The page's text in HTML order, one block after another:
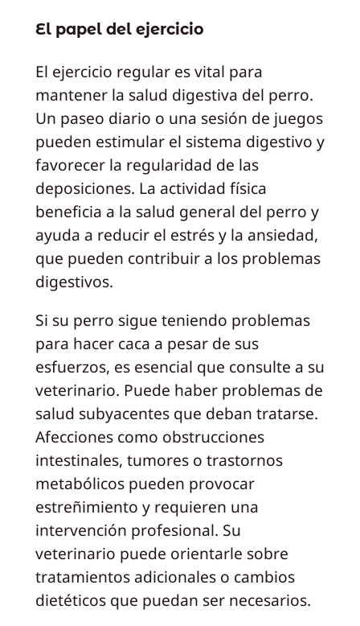
El papel del ejercicio
El ejercicio regular es vital para
mantener la salud digestiva del perro.
Un paseo diario o una sesión de juegos
pueden estimular el sistema digestivo y
favorecer la regularidad de las
deposiciones. La actividad física
beneficia a la salud general del perro y
ayuda a reducir el estrés y la ansiedad,
que pueden contribuir a los problemas
digestivos.
Si su perro sigue teniendo problemas
para hacer caca a pesar de sus
esfuerzos, es esencial que consulte a su
veterinario. Puede haber problemas de
salud subyacentes que deban tratarse.
Afecciones como obstrucciones
intestinales, tumores o trastornos
metabólicos pueden provocar
estreñimiento y requieren una
intervención profesional. Su
veterinario puede orientarle sobre
tratamientos adicionales o cambios
dietéticos que puedan ser necesarios.